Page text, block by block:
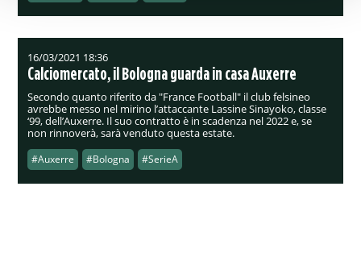
16/03/2021 18:36
Calciomercato, il Bologna guarda in casa Auxerre
Secondo quanto riferito da "France Football" il club felsineo
avrebbe messo nel mirino l’attaccante Lassine Sinayoko, classe
‘99, dell’Auxerre. Il suo contratto è in scadenza nel 2022 e, se
non rinnoverà, sarà venduto questa estate.
#Auxerre #Bologna #SerieA